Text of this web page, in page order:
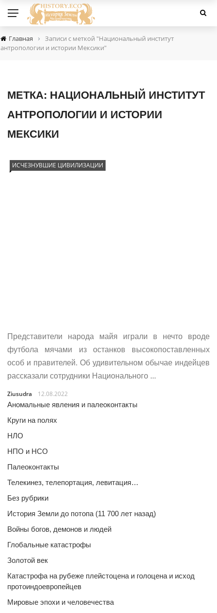
Главная ›
Записи с меткой "Национальный институт
антропологии и истории Мексики"
МЕТКА: НАЦИОНАЛЬНЫЙ ИНСТИТУТ
АНТРОПОЛОГИИ И ИСТОРИИ
МЕКСИКИ
ИСЧЕЗНУВШИЕ ЦИВИЛИЗАЦИИ
Представители народа майя играли в нечто вроде
футбола мячами из останков высокопоставленных
особ и правителей. Об удивительном обычае индейцев
рассказали сотрудники Национального ...
Ziusudra
12.08.2022
Аномальные явления и палеоконтакты
Круги на полях
НЛО
НПО и НСО
Палеоконтакты
Телекинез, телепортация, левитация…
Без рубрики
История Земли до потопа (11 700 лет назад)
Войны богов, демонов и людей
Глобальные катастрофы
Золотой век
Катастрофа на рубеже плейстоцена и голоцена и исход
протоиндоевропейцев
Мировые эпохи и человечества